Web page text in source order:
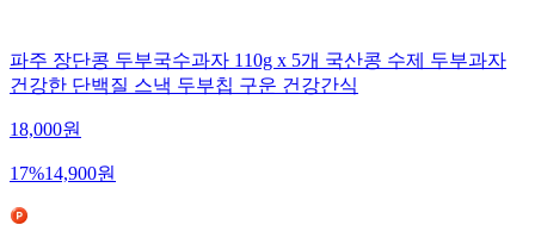
파주 장단콩 두부국수과자 110g x 5개 국산콩 수제 두부과자
건강한 단백질 스낵 두부칩 구운 건강간식
18,000원
17%14,900원